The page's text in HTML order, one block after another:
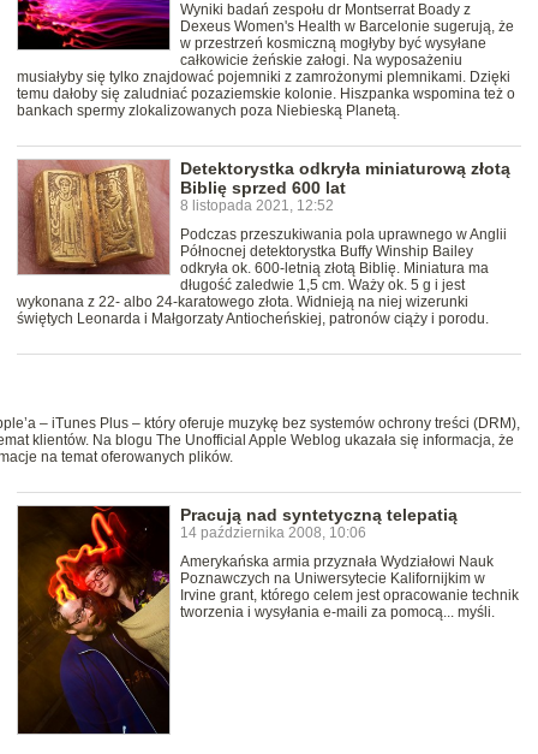
Wyniki badań zespołu dr Montserrat Boady z
Dexeus Women's Health w Barcelonie sugerują, że
w przestrzeń kosmiczną mogłyby być wysyłane
całkowicie żeńskie załogi. Na wyposażeniu
musiałyby się tylko znajdować pojemniki z zamrożonymi plemnikami. Dzięki
temu dałoby się zaludniać pozaziemskie kolonie. Hiszpanka wspomina też o
bankach spermy zlokalizowanych poza Niebieską Planetą.
Detektorystka odkryła miniaturową złotą
Biblię sprzed 600 lat
8 listopada 2021, 12:52
Podczas przeszukiwania pola uprawnego w Anglii
Północnej detektorystka Buffy Winship Bailey
odkryła ok. 600-letnią złotą Biblię. Miniatura ma
długość zaledwie 1,5 cm. Waży ok. 5 g i jest
wykonana z 22- albo 24-karatowego złota. Widnieją na niej wizerunki
świętych Leonarda i Małgorzaty Antiocheńskiej, patronów ciąży i porodu.
– iTunes Plus – który oferuje muzykę bez systemów ochrony treści (DRM),
klientów. Na blogu The Unofficial Apple Weblog ukazała się informacja, że
na temat oferowanych plików.
Pracują nad syntetyczną telepatią
14 października 2008, 10:06
Amerykańska armia przyznała Wydziałowi Nauk
Poznawczych na Uniwersytecie Kalifornijkim w
Irvine grant, którego celem jest opracowanie technik
tworzenia i wysyłania e-maili za pomocą... myśli.